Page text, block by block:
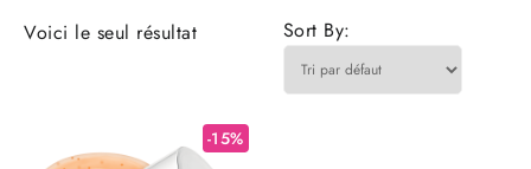
Voici le seul résultat Sort By:
-15%